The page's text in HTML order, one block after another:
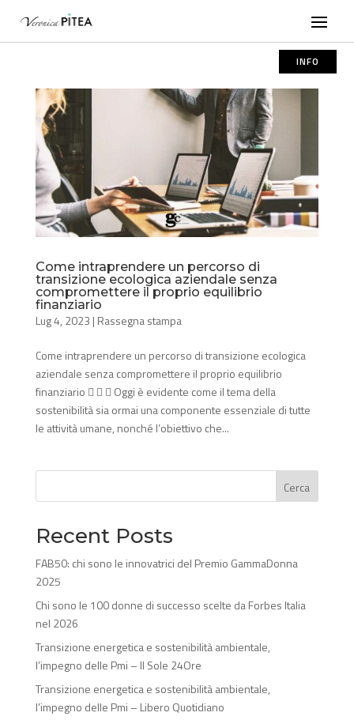
INFO
Come intraprendere un percorso di
transizione ecologica aziendale senza
compromettere il proprio equilibrio
finanziario
Lug 4, 2023 | Rassegna stampa
Come intraprendere un percorso di transizione ecologica
aziendale senza compromettere il proprio equilibrio
finanziario    Oggi è evidente come il tema della
sostenibilità sia ormai una componente essenziale di tutte
le attività umane, nonché l’obiettivo che...
Cerca
Recent Posts
FAB50: chi sono le innovatrici del Premio GammaDonna
2025
Chi sono le 100 donne di successo scelte da Forbes Italia
nel 2026
Transizione energetica e sostenibilità ambientale,
l’impegno delle Pmi – Il Sole 24Ore
Transizione energetica e sostenibilità ambientale,
l’impegno delle Pmi – Libero Quotidiano